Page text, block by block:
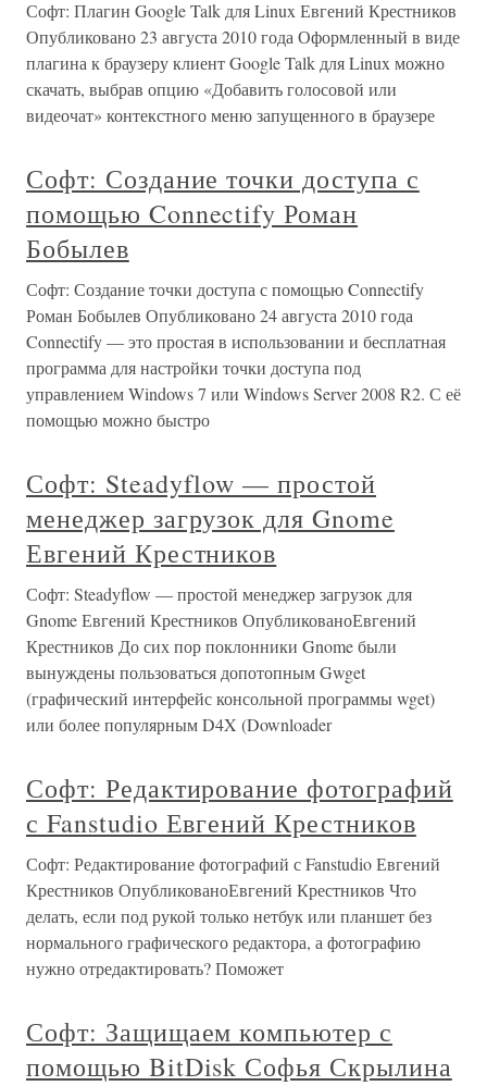
Софт: Плагин Google Talk для Linux Евгений Крестников
Опубликовано 23 августа 2010 года Оформленный в виде
плагина к браузеру клиент Google Talk для Linux можно
скачать, выбрав опцию «Добавить голосовой или
видеочат» контекстного меню запущенного в браузере
Софт: Создание точки доступа с
помощью Connectify Роман
Бобылев
Софт: Создание точки доступа с помощью Connectify
Роман Бобылев Опубликовано 24 августа 2010 года
Connectify — это простая в использовании и бесплатная
программа для настройки точки доступа под
управлением Windows 7 или Windows Server 2008 R2. С её
помощью можно быстро
Софт: Steadyflow — простой
менеджер загрузок для Gnome
Евгений Крестников
Софт: Steadyflow — простой менеджер загрузок для
Gnome Евгений Крестников ОпубликованоЕвгений
Крестников До сих пор поклонники Gnome были
вынуждены пользоваться допотопным Gwget
(графический интерфейс консольной программы wget)
или более популярным D4X (Downloader
Софт: Редактирование фотографий
с Fanstudio Евгений Крестников
Софт: Редактирование фотографий с Fanstudio Евгений
Крестников ОпубликованоЕвгений Крестников Что
делать, если под рукой только нетбук или планшет без
нормального графического редактора, а фотографию
нужно отредактировать? Поможет
Софт: Защищаем компьютер с
помощью BitDisk Софья Скрылина